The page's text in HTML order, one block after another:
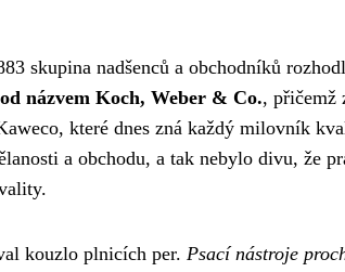
skupina nadšenců a obchodníků
názvem Koch, Weber & Co., přičemž
které dnes zná každý milovník
a obchodu, a tak nebylo divu, že
kouzlo plnicích per. Psací nástroje